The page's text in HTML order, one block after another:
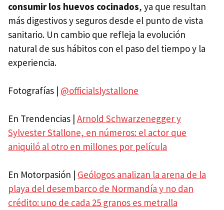
consumir los huevos cocinados, ya que resultan
más digestivos y seguros desde el punto de vista
sanitario. Un cambio que refleja la evolución
natural de sus hábitos con el paso del tiempo y la
experiencia.
Fotografías | @officialslystallone
En Trendencias | Arnold Schwarzenegger y
Sylvester Stallone, en números: el actor que
aniquiló al otro en millones por película
En Motorpasión | Geólogos analizan la arena de la
playa del desembarco de Normandía y no dan
crédito: uno de cada 25 granos es metralla